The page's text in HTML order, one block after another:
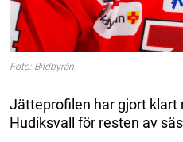
Foto: Bildbyrån
Jätteprofilen har gjort klart
Hudiksvall för resten av